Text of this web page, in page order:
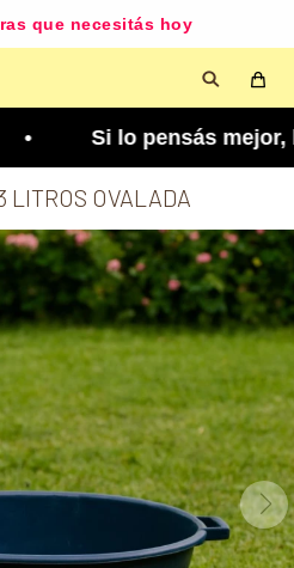
que necesitás hoy
lo pensás mejor, lo
LITROS OVALADA